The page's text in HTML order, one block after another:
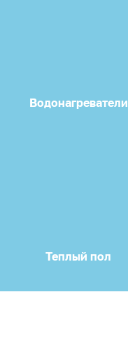
Водонагреватели
Теплый пол